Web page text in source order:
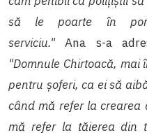
să le poarte în
serviciu." Ana s-a
"Domnule Chirtoacă,
pentru șoferi, ca ei să
când mă refer la crearea
mă refer la tăierea din